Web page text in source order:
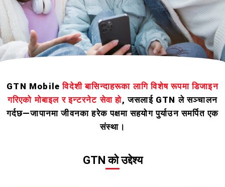
GTN Mobileविदेशी बासिन्दाहरूका लागि विशेष रूपमा डिजाइन
गरिएको मोबाइल र इन्टरनेट सेवा हो, जसलाई GTN ले सञ्चालन
गर्दछ—जापानमा जीवनका हरेक पक्षमा सहयोग पुर्याउन समर्पित एक
संस्था।
GTN को उद्देश्य